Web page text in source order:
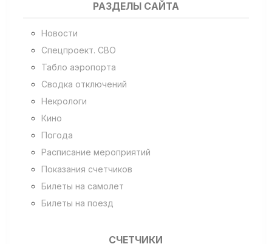
РАЗДЕЛЫ САЙТА
Новости
Спецпроект. СВО
Табло аэропорта
Сводка отключений
Некрологи
Кино
Погода
Расписание мероприятий
Показания счетчиков
Билеты на самолет
Билеты на поезд
СЧЕТЧИКИ